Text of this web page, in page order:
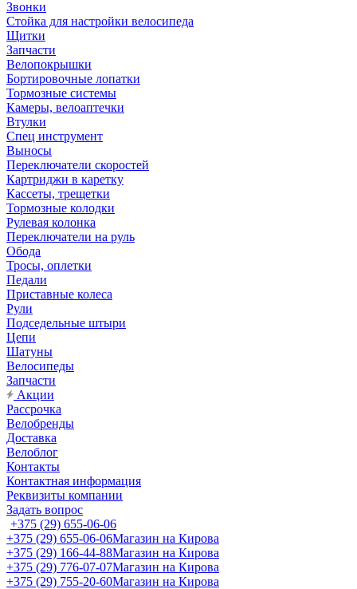
Звонки
Стойка для настройки велосипеда
Щитки
Запчасти
Велопокрышки
Бортировочные лопатки
Тормозные системы
Камеры, велоаптечки
Втулки
Спец инструмент
Выносы
Переключатели скоростей
Картриджи в каретку
Кассеты, трещетки
Тормозные колодки
Рулевая колонка
Переключатели на руль
Обода
Тросы, оплетки
Педали
Приставные колеса
Рули
Подседельные штыри
Цепи
Шатуны
Велосипеды
Запчасти
Акции
Рассрочка
Велобренды
Доставка
Велоблог
Контакты
Контактная информация
Реквизиты компании
Задать вопрос
+375 (29) 655-06-06
+375 (29) 655-06-06Магазин на Кирова
+375 (29) 166-44-88Магазин на Кирова
+375 (29) 776-07-07Магазин на Кирова
+375 (29) 755-20-60Магазин на Кирова